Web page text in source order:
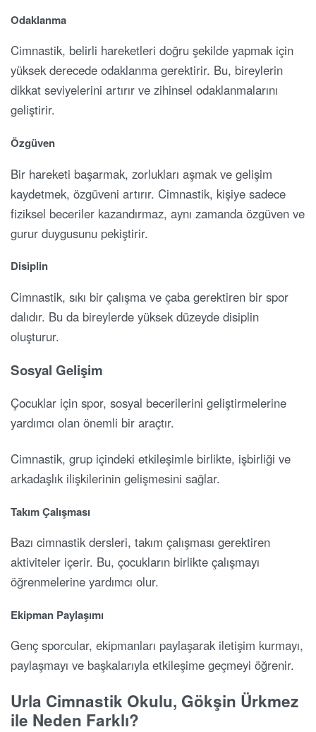
Odaklanma
Cimnastik, belirli hareketleri doğru şekilde yapmak için
yüksek derecede odaklanma gerektirir. Bu, bireylerin
dikkat seviyelerini artırır ve zihinsel odaklanmalarını
geliştirir.
Özgüven
Bir hareketi başarmak, zorlukları aşmak ve gelişim
kaydetmek, özgüveni artırır. Cimnastik, kişiye sadece
fiziksel beceriler kazandırmaz, aynı zamanda özgüven ve
gurur duygusunu pekiştirir.
Disiplin
Cimnastik, sıkı bir çalışma ve çaba gerektiren bir spor
dalıdır. Bu da bireylerde yüksek düzeyde disiplin
oluşturur.
Sosyal Gelişim
Çocuklar için spor, sosyal becerilerini geliştirmelerine
yardımcı olan önemli bir araçtır.
Cimnastik, grup içindeki etkileşimle birlikte, işbirliği ve
arkadaşlık ilişkilerinin gelişmesini sağlar.
Takım Çalışması
Bazı cimnastik dersleri, takım çalışması gerektiren
aktiviteler içerir. Bu, çocukların birlikte çalışmayı
öğrenmelerine yardımcı olur.
Ekipman Paylaşımı
Genç sporcular, ekipmanları paylaşarak iletişim kurmayı,
paylaşmayı ve başkalarıyla etkileşime geçmeyi öğrenir.
Urla Cimnastik Okulu, Gökşin Ürkmez
ile Neden Farklı?